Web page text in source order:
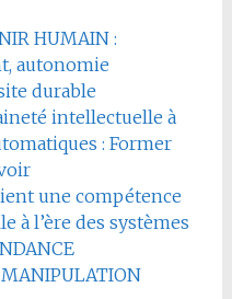
HUMAIN :
autonomie
durable
intellectuelle à
: Former
une compétence
à l’ère des systèmes